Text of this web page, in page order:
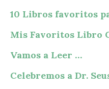
10 Libros favoritos
Mis Favoritos Libro
Vamos a Leer …
Celebremos a Dr.